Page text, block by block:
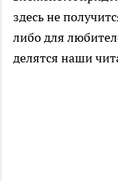
здесь не
либо для
делятся наши